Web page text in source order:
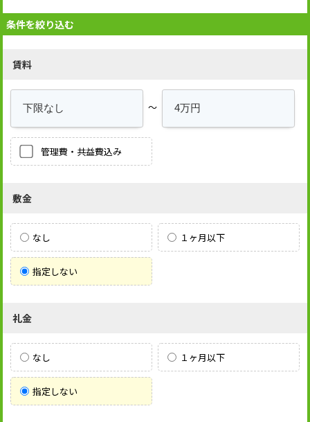
条件を絞り込む
賃料
～
管理費・共益費込み
敷金
なし １ヶ月以下
指定しない
礼金
なし １ヶ月以下
指定しない